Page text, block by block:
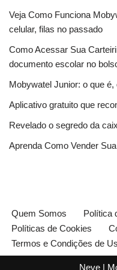
Veja Como Funciona
celular, filas no passado
Como Acessar Sua
documento escolar no
Mobywatel Junior: o que
Aplicativo gratuito que
Revelado o segredo da
Aprenda Como Vender
Quem Somos
Política
Políticas de Cookies
Termos e Condições de
Neve|